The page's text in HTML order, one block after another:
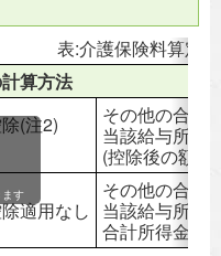
表:介護保険料算定
算方法
(注2)
その他の合計
当該給与所得
(控除後の額
適用なし
その他の合計
当該給与所得
合計所得金額
す